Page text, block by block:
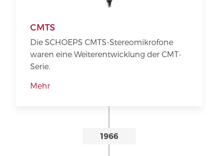
CMTS
Die SCHOEPS CMTS-Stereomikrofone
waren eine Weiterentwicklung der CMT-
Serie.
Mehr
1966